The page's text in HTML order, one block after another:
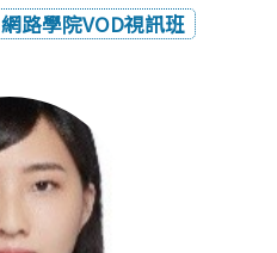
網路學院VOD視訊班